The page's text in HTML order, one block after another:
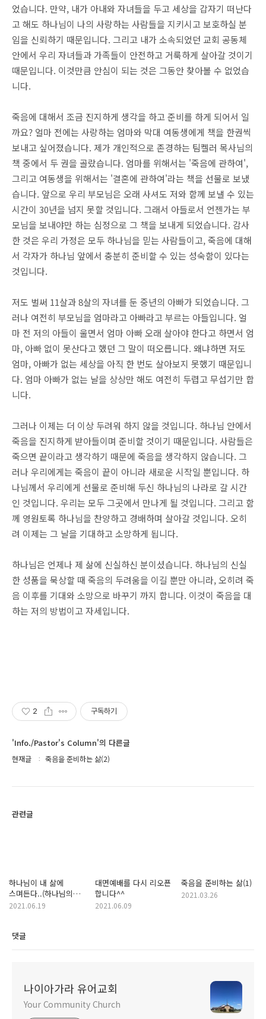
었습니다. 만약, 내가 아내와 자녀들을 두고 세상을 갑자기 떠난다
고 해도 하나님이 나의 사랑하는 사람들을 지키시고 보호하실 분
임을 신뢰하기 때문입니다. 그리고 내가 소속되었던 교회 공동체
안에서 우리 자녀들과 가족들이 안전하고 거룩하게 살아갈 것이기
때문입니다. 이것만큼 안심이 되는 것은 그동안 찾아볼 수 없었습
니다.
죽음에 대해서 조금 진지하게 생각을 하고 준비를 하게 되어서 일
까요? 얼마 전에는 사랑하는 엄마와 막대 여동생에게 책을 한권씩
보내고 싶어졌습니다. 제가 개인적으로 존경하는 팀켈러 목사님의
책 중에서 두 권을 골랐습니다. 엄마를 위해서는 '죽음에 관하여',
그리고 여동생을 위해서는 '결혼에 관하여'라는 책을 선물로 보냈
습니다. 앞으로 우리 부모님은 오래 사셔도 저와 함께 보낼 수 있는
시간이 30년을 넘지 못할 것입니다. 그래서 아들로서 언젠가는 부
모님을 보내야만 하는 심정으로 그 책을 보내게 되었습니다. 감사
한 것은 우리 가정은 모두 하나님을 믿는 사람들이고, 죽음에 대해
서 각자가 하나님 앞에서 충분히 준비할 수 있는 성숙함이 있다는
것입니다.
저도 벌써 11살과 8살의 자녀를 둔 중년의 아빠가 되었습니다. 그
러나 여전히 부모님을 엄마라고 아빠라고 부르는 아들입니다. 얼
마 전 저의 아들이 울면서 엄마 아빠 오래 살아야 한다고 하면서 엄
마, 아빠 없이 못산다고 했던 그 말이 떠오릅니다. 왜냐하면 저도
엄마, 아빠가 없는 세상을 아직 한 번도 살아보지 못했기 때문입니
다. 엄마 아빠가 없는 날을 상상만 해도 여전히 두렵고 무섭기만 합
니다.
그러나 이제는 더 이상 두려워 하지 않을 것입니다. 하나님 안에서
죽음을 진지하게 받아들이며 준비할 것이기 때문입니다. 사람들은
죽으면 끝이라고 생각하기 때문에 죽음을 생각하지 않습니다. 그
러나 우리에게는 죽음이 끝이 아니라 새로운 시작일 뿐입니다. 하
나님께서 우리에게 선물로 준비해 두신 하나님의 나라로 갈 시간
인 것입니다. 우리는 모두 그곳에서 만나게 될 것입니다. 그리고 함
께 영원토록 하나님을 찬양하고 경배하며 살아갈 것입니다. 오히
려 이제는 그 날을 기대하고 소망하게 됩니다.
하나님은 언제나 제 삶에 신실하신 분이셨습니다. 하나님의 신실
한 성품을 묵상할 때 죽음의 두려움을 이길 뿐만 아니라, 오히려 죽
음 이후를 기대와 소망으로 바꾸기 까지 합니다. 이것이 죽음을 대
하는 저의 방법이고 자세입니다.
2 구독하기
'Info./Pastor's Column'의 다른글
현재글 죽음을 준비하는 삶(2)
관련글
하나님이 내 삶에
스며든다..(하나님의
일하심)
2021.06.19
대면예배를 다시 리오픈
합니다^^
2021.06.09
죽음을 준비하는 삶(1)
2021.03.26
댓글
나이아가라 유어교회
Your Community Church